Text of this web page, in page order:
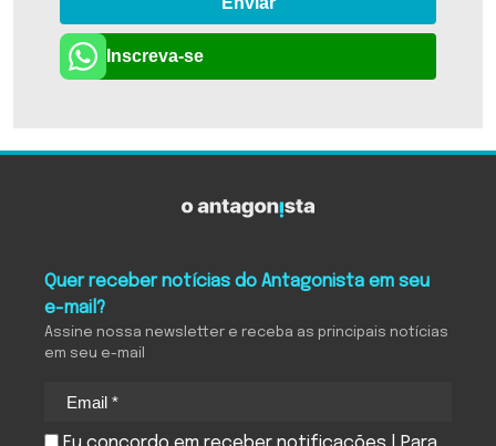
Inscreva-se
Quer receber notícias do Antagonista em seu
e-mail?
Assine nossa newsletter e receba as principais notícias
em seu e-mail